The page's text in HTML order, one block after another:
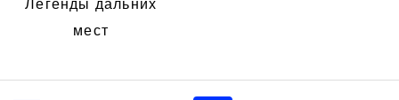
Легенды дальних
мест